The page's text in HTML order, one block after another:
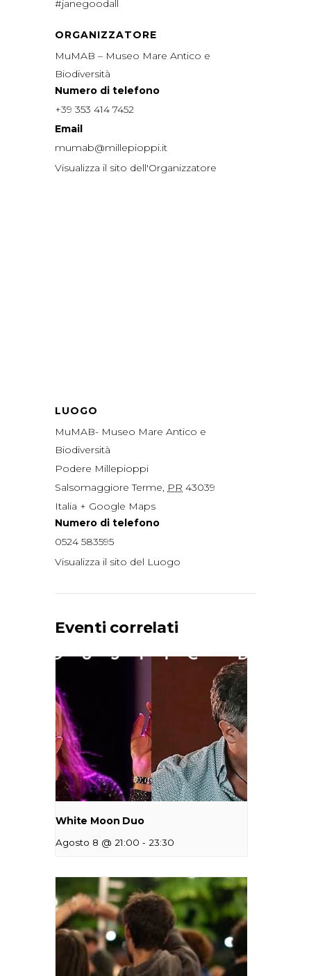
#janegoodall
ORGANIZZATORE
MuMAB – Museo Mare Antico e
Biodiversità
Numero di telefono
+39 353 414 7452
Email
mumab@millepioppi.it
Visualizza il sito dell'Organizzatore
LUOGO
MuMAB- Museo Mare Antico e
Biodiversità
Podere Millepioppi
Salsomaggiore Terme, PR 43039
Italia + Google Maps
Numero di telefono
0524 583595
Visualizza il sito del Luogo
Eventi correlati
White Moon Duo
Agosto 8 @ 21:00 - 23:30